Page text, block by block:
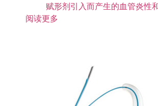
赋形剂引入而产生的血管炎性
阅读更多